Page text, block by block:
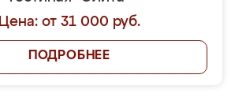
Цена: от 31 000 руб.
ПОДРОБНЕЕ